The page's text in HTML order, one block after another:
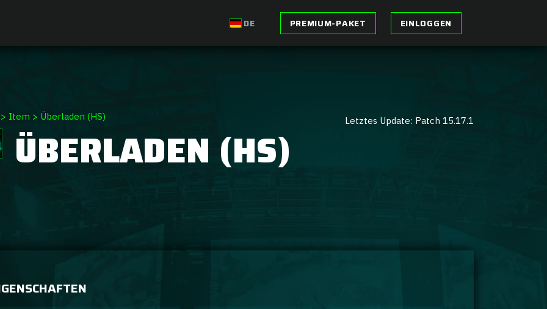
DE PREMIUM-PAKET EINLOGGEN
Item > Überladen (HS) Letztes Update: Patch 15.17.1
ÜBERLADEN (HS)